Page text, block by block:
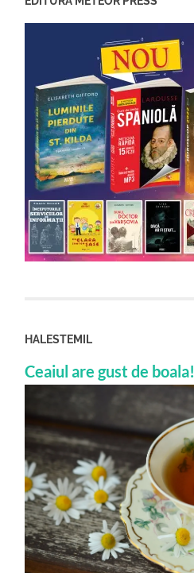
HALESTEMIL
Ceaiul are gust de boala!